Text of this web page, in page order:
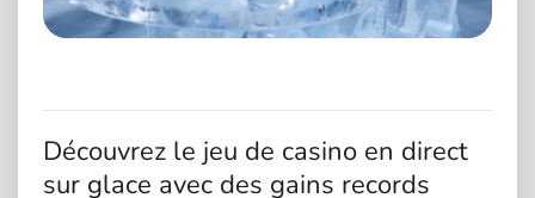
Découvrez le jeu de casino en direct
sur glace avec des gains records